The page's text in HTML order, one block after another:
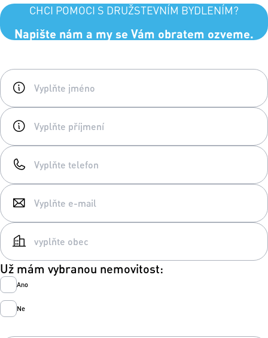
CHCI POMOCI S DRUŽSTEVNÍM BYDLENÍM?
Napište nám a my se Vám obratem ozveme.
Už mám vybranou nemovitost:
Ano
Ne